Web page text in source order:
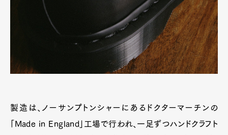
製造は、ノーサンプトンシャーにあるドクターマーチンの
「Made in England」工場で行われ、一足ずつハンドクラフト